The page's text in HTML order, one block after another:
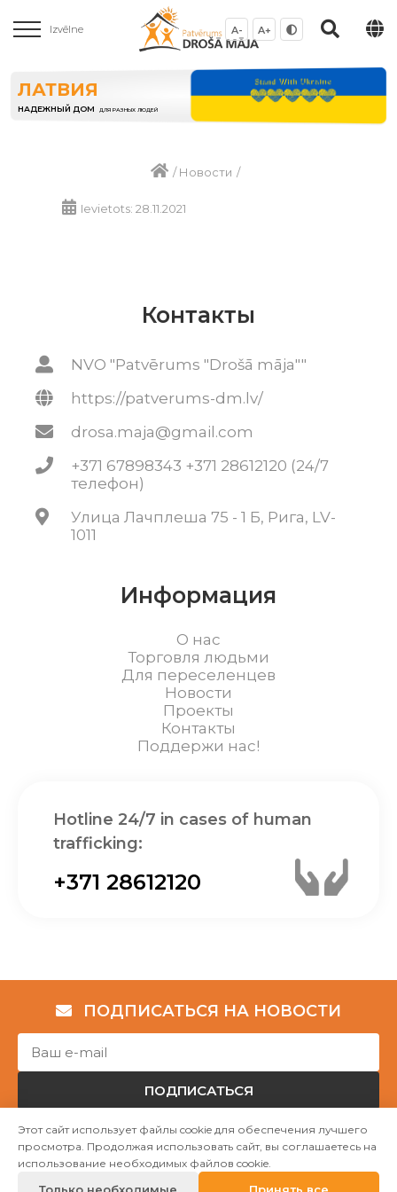
Izvēlne A- A+
ЛАТВИЯ
НАДЕЖНЫЙ ДОМ ДЛЯ РАЗНЫХ ЛЮДЕЙ
/Новости /
Ievietots: 28.11.2021
Контакты
NVO "Patvērums "Drošā māja""
https://patverums-dm.lv/
drosa.maja@gmail.com
+371 67898343 +371 28612120 (24/7
телефон)
Улица Лачплеша 75 - 1 Б, Рига, LV-
1011
Информация
О нас
Торговля людьми
Для переселенцев
Новости
Проекты
Контакты
Поддержи нас!
Hotline 24/7 in cases of human
trafficking:
+371 28612120
ПОДПИСАТЬСЯ НА НОВОСТИ
ПОДПИСАТЬСЯ
Авторские права © НГО „Убежище "Надёжный дом""
Этот сайт использует файлы cookie для обеспечения лучшего
просмотра. Продолжая использовать сайт, вы соглашаетесь на
использование необходимых файлов cookie.